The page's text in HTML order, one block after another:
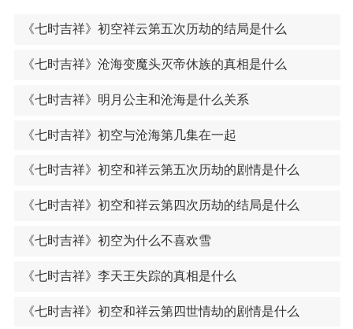
《七时吉祥》初空祥云第五次历劫的结局是什么
《七时吉祥》沧海变魔头灭帝休族的真相是什么
《七时吉祥》明月公主和沧海是什么关系
《七时吉祥》初空与沧海第几集在一起
《七时吉祥》初空和祥云第五次历劫的剧情是什么
《七时吉祥》初空和祥云第四次历劫的结局是什么
《七时吉祥》初空为什么不喜欢雪
《七时吉祥》李天王失踪的真相是什么
《七时吉祥》初空和祥云第四世情劫的剧情是什么